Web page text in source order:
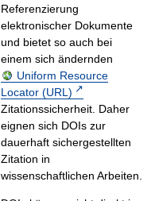
Referenzierung
elektronischer Dokumente
und bietet so auch bei
einem sich ändernden
Uniform Resource
Locator (URL)
Zitationssicherheit. Daher
eignen sich DOIs zur
dauerhaft sichergestellten
Zitation in
wissenschaftlichen Arbeiten.